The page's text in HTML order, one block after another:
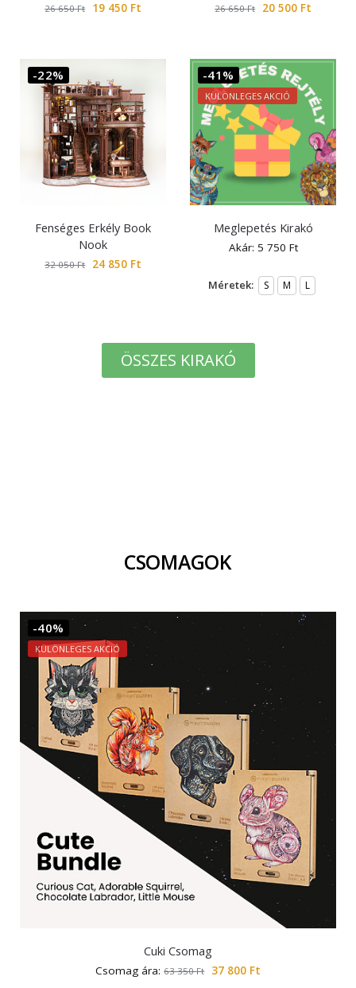
26 650Ft 19 450 Ft 26 650Ft 20 500 Ft
-22%
Fenséges Erkély Book
Nook
32 050Ft 24 850 Ft
-41%
KÜLÖNLEGES AKCIÓ
Meglepetés Kirakó
Akár: 5 750 Ft
Méretek: S M L
ÖSSZES KIRAKÓ
CSOMAGOK
-40%
KÜLÖNLEGES AKCIÓ
Cuki Csomag
Csomag ára:63 350Ft 37 800 Ft